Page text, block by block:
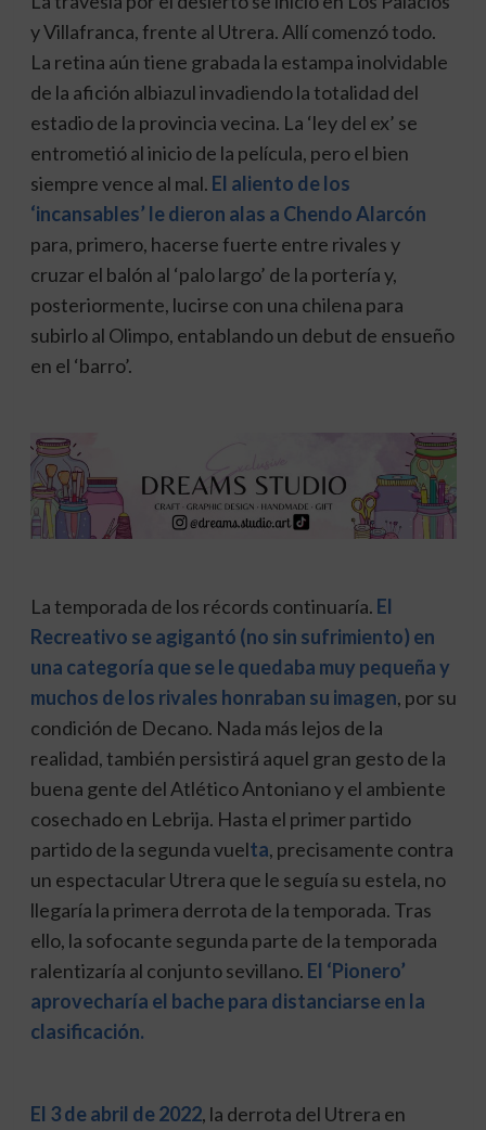
y Villafranca, frente al Utrera. Allí comenzó todo.
La retina aún tiene grabada la estampa inolvidable
de la afición albiazul invadiendo la totalidad del
estadio de la provincia vecina. La ‘ley del ex’ se
entrometió al inicio de la película, pero el bien
siempre vence al mal. El aliento de los
‘incansables’ le dieron alas a Chendo Alarcón
para, primero, hacerse fuerte entre rivales y
cruzar el balón al ‘palo largo’ de la portería y,
posteriormente, lucirse con una chilena para
subirlo al Olimpo, entablando un debut de ensueño
en el ‘barro’.
La temporada de los récords continuaría. El
Recreativo se agigantó (no sin sufrimiento) en
una categoría que se le quedaba muy pequeña y
muchos de los rivales honraban su imagen, por su
condición de Decano. Nada más lejos de la
realidad, también persistirá aquel gran gesto de la
buena gente del Atlético Antoniano y el ambiente
cosechado en Lebrija. Hasta el primer partido
partido de la segunda vuelta, precisamente contra
un espectacular Utrera que le seguía su estela, no
llegaría la primera derrota de la temporada. Tras
ello, la sofocante segunda parte de la temporada
ralentizaría al conjunto sevillano. El ‘Pionero’
aprovecharía el bache para distanciarse en la
clasificación.
El 3 de abril de 2022, la derrota del Utrera en